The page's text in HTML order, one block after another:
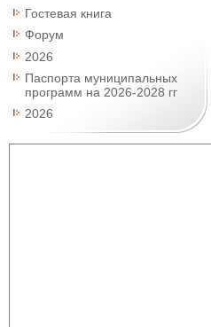
Гостевая книга
Форум
2026
Паспорта муниципальных
программ на 2026-2028 гг
2026